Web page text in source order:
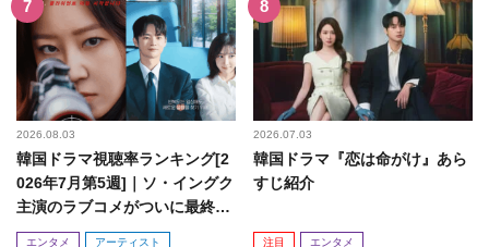
2026.08.03
韓国ドラマ視聴率ランキング[2
026年7月第5週]｜ソ・イングク
主演のラブコメがついに最終
回！
エンタメ アーティスト
2026.07.03
韓国ドラマ『恋は命がけ』あら
すじ紹介
注目 エンタメ